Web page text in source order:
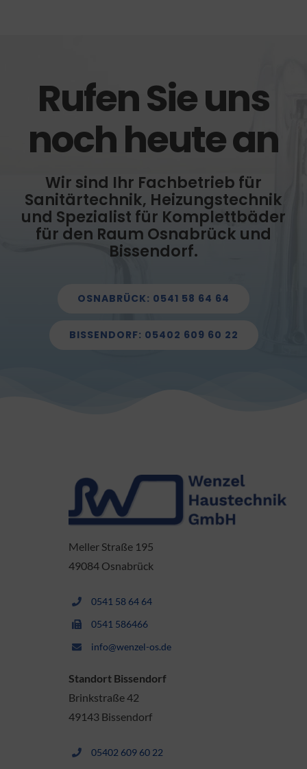
Rufen Sie uns
noch heute an
Wir sind Ihr Fachbetrieb für
Sanitärtechnik, Heizungstechnik
und Spezialist für Komplettbäder
für den Raum Osnabrück und
Bissendorf.
OSNABRÜCK: 0541 58 64 64
BISSENDORF: 05402 609 60 22
Meller Straße 195
49084 Osnabrück
0541 58 64 64
0541 586466
info@wenzel-os.de
Standort Bissendorf
Brinkstraße 42
49143 Bissendorf
05402 609 60 22